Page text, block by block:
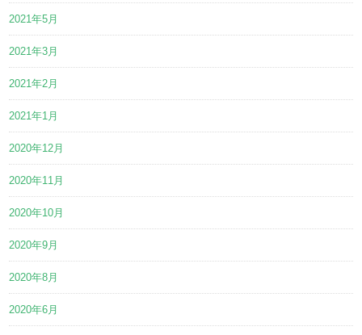
2021年5月
2021年3月
2021年2月
2021年1月
2020年12月
2020年11月
2020年10月
2020年9月
2020年8月
2020年6月